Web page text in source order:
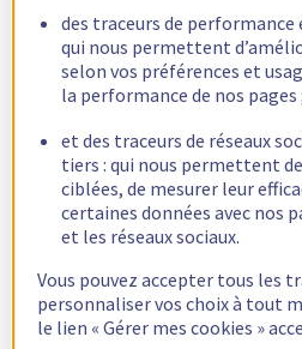
des traceurs de
qui nous permettent
selon vos préférences et
la performance de nos pages
et des traceurs de réseaux
tiers : qui nous permettent
ciblées, de mesurer leur
certaines données avec nos
et les réseaux sociaux.
Vous pouvez accepter tous les
personnaliser vos choix à tout
le lien « Gérer mes cookies »